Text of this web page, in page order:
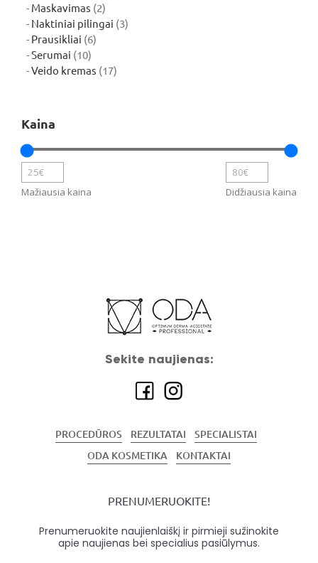
Maskavimas 22
produktai
Naktiniai pilingai 33
Prausikliai 66
Serumai 1010
produktų
Veido kremas 1717
Kaina
Mažiausia kaina Didžiausia kaina
Sekite naujienas:
PROCEDŪROS REZULTATAI
SPECIALISTAI
ODA KOSMETIKA
KONTAKTAI
PRENUMERUOKITE!
Prenumeruokite naujienlaiškį ir pirmieji sužinokite
apie naujienas bei specialius pasiūlymus.